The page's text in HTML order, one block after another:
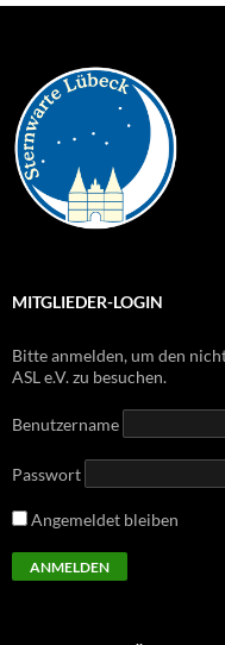
MITGLIEDER-LOGIN
Bitte anmelden, um den
ASL e.V. zu besuchen.
Benutzername
Passwort
Angemeldet bleiben